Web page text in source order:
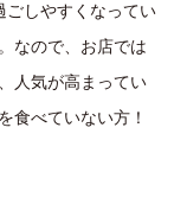
ごしやすくなってい
なので、お店では
人気が高まってい
食べていない方！